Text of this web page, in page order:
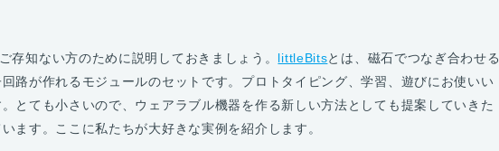
存知ない方のために説明しておきましょう。 littleBitsとは、磁石でつなぎ合わせる
路が作れるモジュールのセットです。プロトタイピング、学習、遊びにお使いい
とても小さいので、ウェアラブル機器を作る新しい方法としても提案していきた
ます。ここに私たちが大好きな実例を紹介します。